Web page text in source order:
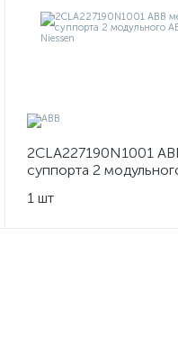
2CLA227190N1001
суппорта 2
1 шт